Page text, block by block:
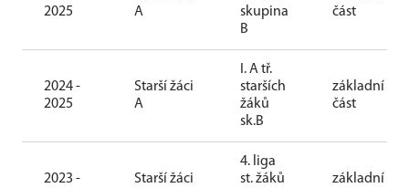
2025
A
skupina
B
část
2024 -
2025
Starší žáci
A
I. A tř.
starších
žáků
sk.B
základní
část
2023 -
Starší žáci
4. liga
st. žáků
základní